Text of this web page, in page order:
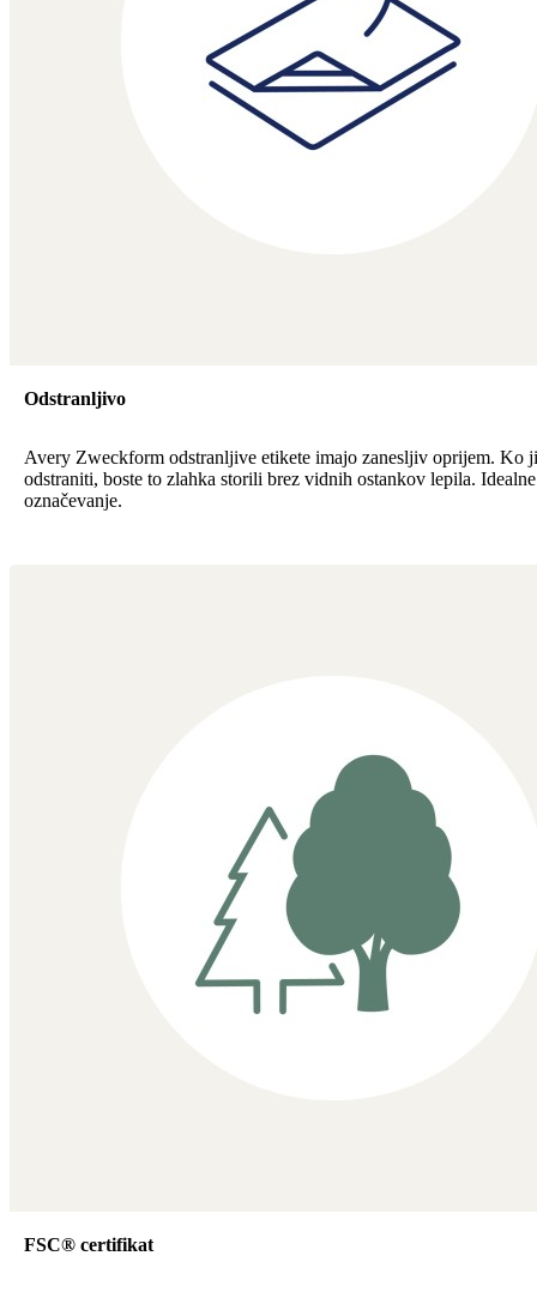
Odstranljivo
Avery Zweckform odstranljive etikete imajo zanesljiv oprijem. Ko
odstraniti, boste to zlahka storili brez vidnih ostankov lepila. Idealne
označevanje.
FSC® certifikat